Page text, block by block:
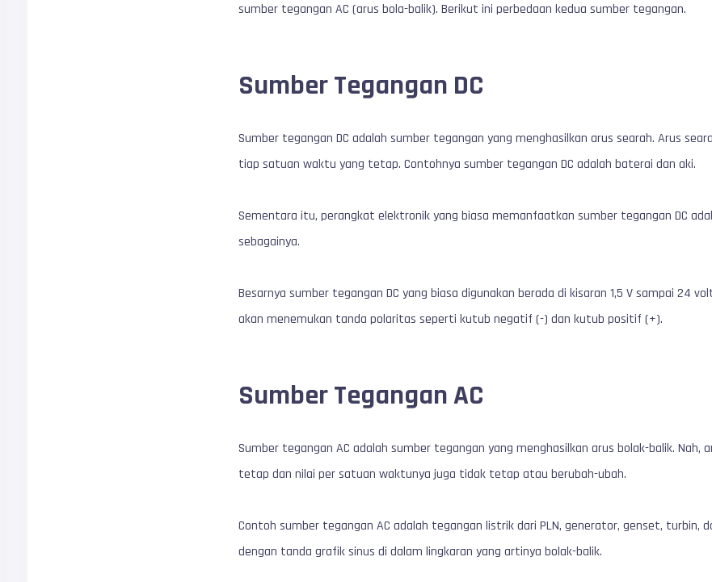
sumber tegangan AC (arus bola-balik). Berikut ini perbedaan kedua sumber tegangan.
Sumber Tegangan DC
Sumber tegangan DC adalah sumber tegangan yang menghasilkan arus searah. Arus
tiap satuan waktu yang tetap. Contohnya sumber tegangan DC adalah baterai dan aki.
Sementara itu, perangkat elektronik yang biasa memanfaatkan sumber tegangan DC
sebagainya.
Besarnya sumber tegangan DC yang biasa digunakan berada di kisaran 1,5 V sampai 24
akan menemukan tanda polaritas seperti kutub negatif (-) dan kutub positif (+).
Sumber Tegangan AC
Sumber tegangan AC adalah sumber tegangan yang menghasilkan arus bolak-balik.
tetap dan nilai per satuan waktunya juga tidak tetap atau berubah-ubah.
Contoh sumber tegangan AC adalah tegangan listrik dari PLN, generator, genset, turbin,
dengan tanda grafik sinus di dalam lingkaran yang artinya bolak-balik.